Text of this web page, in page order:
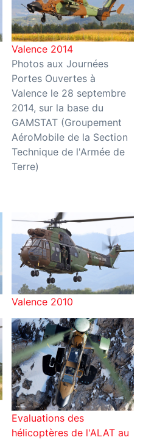
Valence 2014
Photos aux Journées
Portes Ouvertes à
Valence le 28 septembre
2014, sur la base du
GAMSTAT (Groupement
AéroMobile de la Section
Technique de l'Armée de
Terre)
Valence 2010
Evaluations des
hélicoptères de l'ALAT au